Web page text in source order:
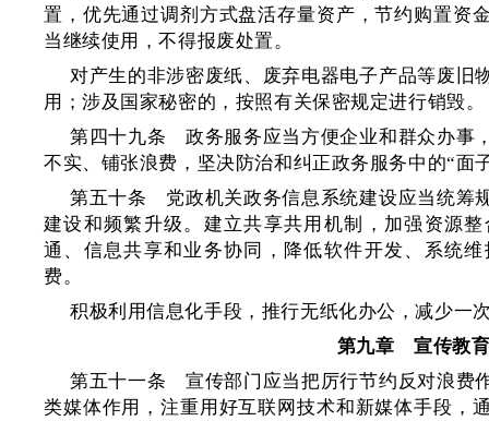
置，优先通过调剂方式盘活存量资产，节约购置资
当继续使用，不得报废处置。
对产生的非涉密废纸、废弃电器电子产品等废旧
用；涉及国家秘密的，按照有关保密规定进行销毁。
第四十九条 政务服务应当方便企业和群众办事
不实、铺张浪费，坚决防治和纠正政务服务中的“面
第五十条 党政机关政务信息系统建设应当统筹
建设和频繁升级。建立共享共用机制，加强资源
通、信息共享和业务协同，降低软件开发、系统
费。
积极利用信息化手段，推行无纸化办公，减少一
第九章 宣传教
第五十一条 宣传部门应当把厉行节约反对浪费
类媒体作用，注重用好互联网技术和新媒体手段，